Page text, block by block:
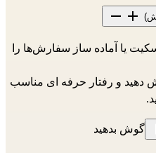
یا آماده ساز سفارش‌ها را
دهید و رفتار حرفه ای مناسب
گوش بدهید